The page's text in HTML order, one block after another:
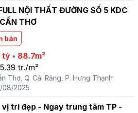
NỘI THẤT ĐƯỜNG SỐ 5 KDC
THƠ
bán
tỷ • 88.7m²
tr./m²
Thơ, Q. Cái Răng, P. Hưng Thạnh
08/2025
trí đẹp - Ngay trung tâm TP -